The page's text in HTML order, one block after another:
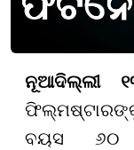
ନୂଆଦିଲ୍ଲୀ
ବୟସ ୬୦